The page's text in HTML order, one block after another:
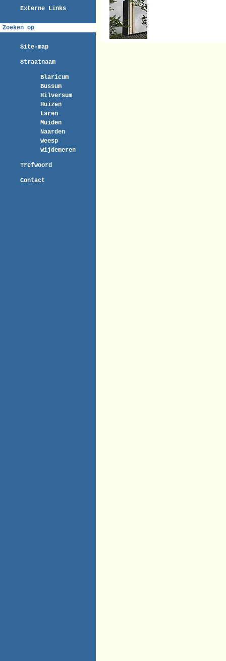
Externe Links
Zoeken op
Site-map
Straatnaam
Blaricum
Bussum
Hilversum
Huizen
Laren
Muiden
Naarden
Weesp
Wijdemeren
Trefwoord
Contact